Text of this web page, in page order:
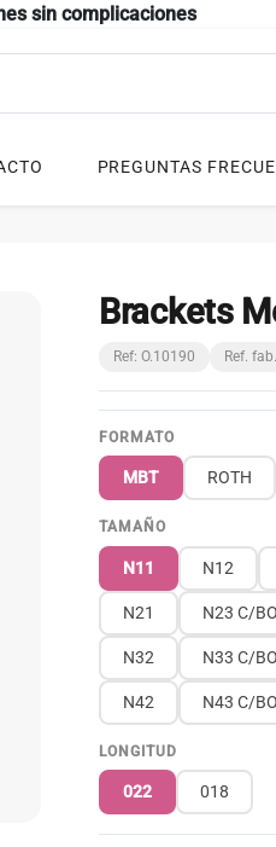
sin complicaciones
PREGUNTAS
Brackets
Ref: O.10190 Ref.
FORMATO
MBT ROTH
TAMAÑO
N11 N12
N21 N23 C/
N32 N33 C/
N42 N43 C/
LONGITUD
022 018